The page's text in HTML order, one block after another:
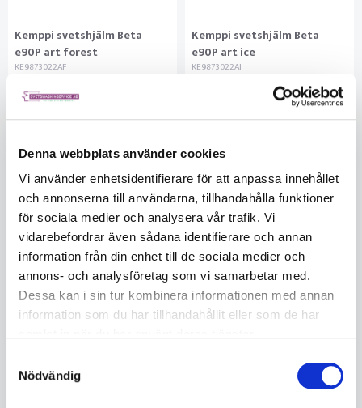
Denna webbplats använder cookies
Vi använder enhetsidentifierare för att anpassa innehållet
och annonserna till användarna, tillhandahålla funktioner
för sociala medier och analysera vår trafik. Vi
vidarebefordrar även sådana identifierare och annan
information från din enhet till de sociala medier och
annons- och analysföretag som vi samarbetar med.
Dessa kan i sin tur kombinera informationen med annan
information som du har tillhandahållit eller som de har
Nödvändig
Kemppi svetshjälm Beta
e90P art forest
KE9873022AF
5561521385
KÖP
Kemppi svetshjälm Beta
e90P art ice
KE9873022AI